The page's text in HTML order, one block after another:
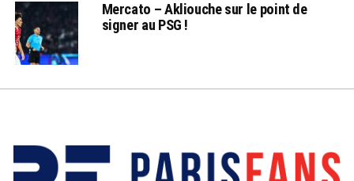
Mercato – Akliouche sur le point de
signer au PSG !